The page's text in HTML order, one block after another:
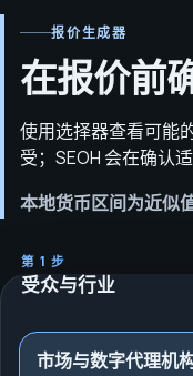
报价生成器
在报价前
使用选择器查看可能
受；SEOH 会在确认
本地货币区间为近似
第 1 步
受众与行业
市场与数字代理机